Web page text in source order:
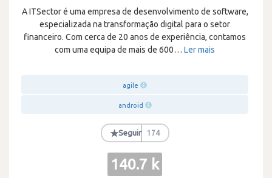
A ITSector é uma empresa de desenvolvimento de software,
especializada na transformação digital para o setor
financeiro. Com cerca de 20 anos de experiência, contamos
com uma equipa de mais de 600… Ler mais
agile
android
★Seguir 174
140.7 k